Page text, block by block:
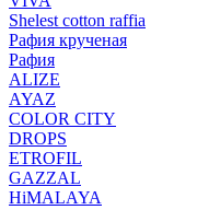
Shelest cotton raffia
Рафия крученая
Рафия
ALIZE
AYAZ
COLOR CITY
DROPS
ETROFIL
GAZZAL
HiMALAYA